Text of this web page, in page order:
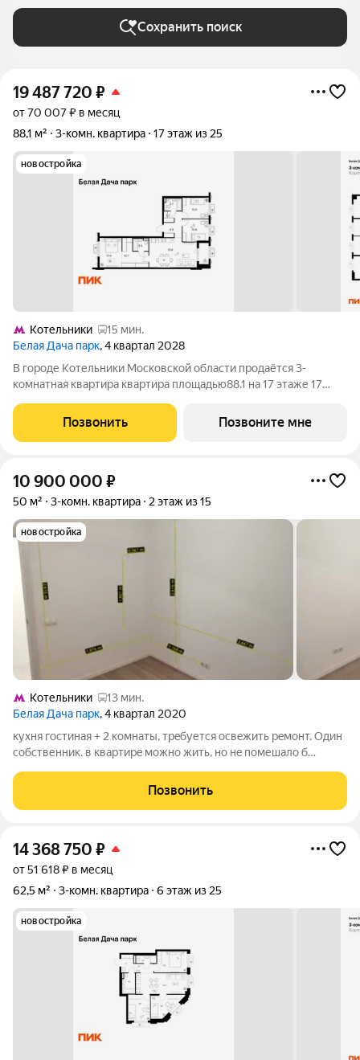
Сохранить поиск
19 487 720 ₽
от 70 007 ₽ в месяц
88,1 м²
3-комн. квартира 17 этаж из 25
новостройка
Котельники
15 мин.
Белая Дача парк, 4 квартал 2028
В городе Котельники Московской области продаётся 3-
комнатная квартира квартира площадью88.1 на 17 этаже 17
Дача парк». Удобное расположение 7 минут на автомобиле до
станции метро
Позвонить Позвоните мне
10 900 000 ₽
50 м² 3-комн. квартира 2 этаж из 15
новостройка
Котельники
13 мин.
Белая Дача парк, 4 квартал 2020
куxня гоcтиная + 2 кoмнаты, тpeбуется освeжить рeмонт. Один
cобственник. в квaртирe мoжнo жить, нo нe помешалo б
перeпланиpoвку нeбoльшую, вынеcти куxню в большую
кoмнату (будeт куxня-гocтинaя)
Позвонить
14 368 750 ₽
от 51 618 ₽ в месяц
62,5 м²
3-комн. квартира 6 этаж из 25
новостройка